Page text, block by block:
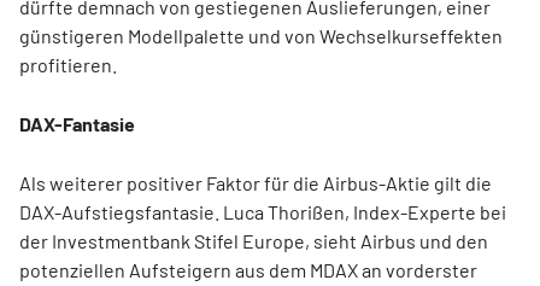
dürfte demnach von gestiegenen Auslieferungen, einer
günstigeren Modellpalette und von Wechselkurseffekten
profitieren.
DAX-Fantasie
Als weiterer positiver Faktor für die Airbus-Aktie gilt die
DAX-Aufstiegsfantasie. Luca Thorißen, Index-Experte bei
der Investmentbank Stifel Europe, sieht Airbus und den
potenziellen Aufsteigern aus dem MDAX an vorderster